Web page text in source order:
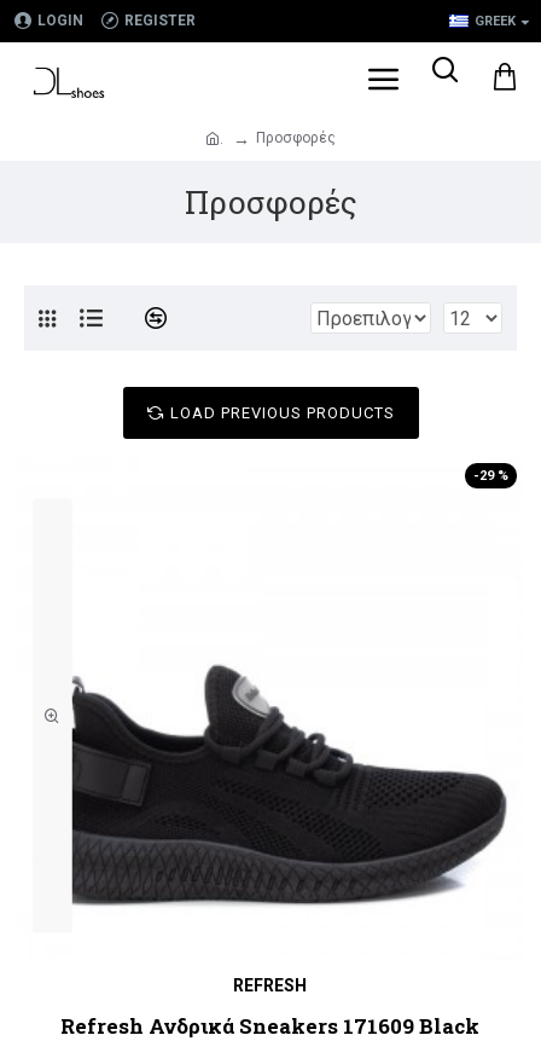
LOGIN REGISTER GREEK
. Προσφορές
Προσφορές
LOAD PREVIOUS PRODUCTS
-29 %
REFRESH
Refresh Ανδρικά Sneakers 171609 Black